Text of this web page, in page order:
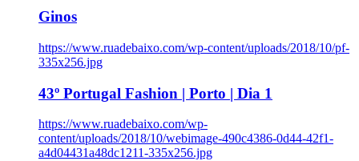
Ginos
https://www.ruadebaixo.com/wp-content/uploads/2018/10/pf-
335x256.jpg
43º Portugal Fashion | Porto | Dia 1
https://www.ruadebaixo.com/wp-
content/uploads/2018/10/webimage-490c4386-0d44-42f1-
a4d04431a48dc1211-335x256.jpg